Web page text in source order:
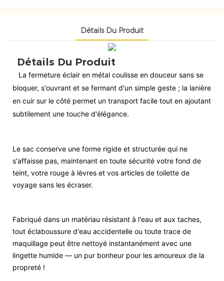
Détails Du Produit
Détails Du Produit
La fermeture éclair en métal coulisse en douceur sans se
bloquer, s'ouvrant et se fermant d'un simple geste ; la lanière
en cuir sur le côté permet un transport facile tout en ajoutant
subtilement une touche d'élégance.
Le sac conserve une forme rigide et structurée qui ne
s'affaisse pas, maintenant en toute sécurité votre fond de
teint, votre rouge à lèvres et vos articles de toilette de
voyage sans les écraser.
Fabriqué dans un matériau résistant à l'eau et aux taches,
tout éclaboussure d'eau accidentelle ou toute trace de
maquillage peut être nettoyé instantanément avec une
lingette humide — un pur bonheur pour les amoureux de la
propreté !